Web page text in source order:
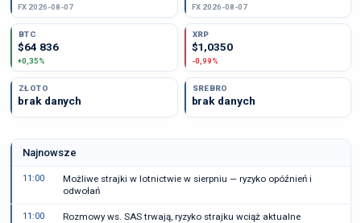
FX 2026-08-07 FX 2026-08-07
BTC
$64 836
+0,35%
XRP
$1,0350
-0,99%
ZŁOTO
brak danych
SREBRO
brak danych
Najnowsze
11:00
Możliwe strajki w lotnictwie w sierpniu — ryzyko opóźnień i
odwołań
11:00 Rozmowy ws. SAS trwają, ryzyko strajku wciąż aktualne